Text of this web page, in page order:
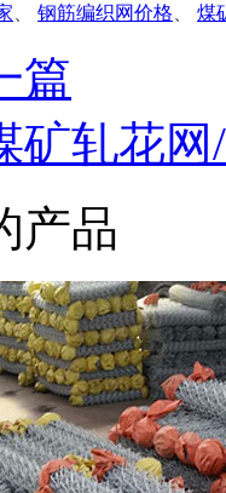
钢筋编织网价格 煤
篇
矿轧花网
产品